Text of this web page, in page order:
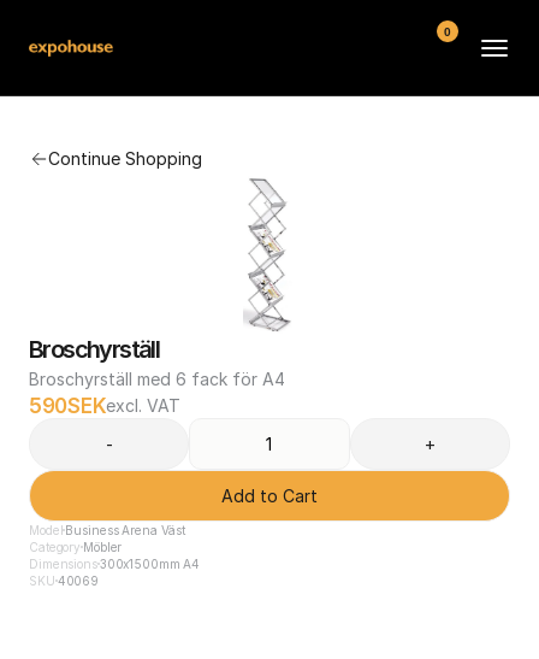
Continue Shopping
Broschyrställ
Broschyrställ med 6 fack för A4
590SEKexcl. VAT
-
+
Add to Cart
Model Business Arena Väst
Category Möbler
Dimensions300x1500mm A4
SKU 40069
FAQ
Contact
Conditions
0